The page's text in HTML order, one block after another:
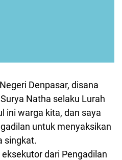
Denpasar, disana
Natha selaku Lurah
ini warga kita, dan saya
untuk menyaksikan
singkat.
dari Pengadilan